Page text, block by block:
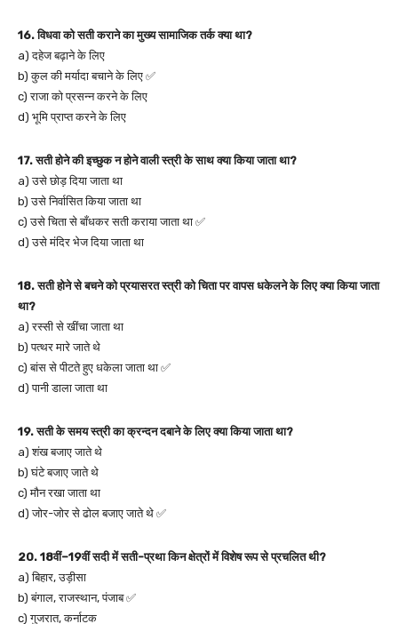
16. विधवा को सती कराने का मुख्य सामाजिक तर्क क्या था?
a) दहेज बढ़ाने के लिए
b) कुल की मर्यादा बचाने के लिए ✅
c) राजा को प्रसन्न करने के लिए
d) भूमि प्राप्त करने के लिए
17. सती होने की इच्छुक न होने वाली स्त्री के साथ क्या किया जाता था?
a) उसे छोड़ दिया जाता था
b) उसे निर्वासित किया जाता था
c) उसे चिता से बाँधकर सती कराया जाता था ✅
d) उसे मंदिर भेज दिया जाता था
18. सती होने से बचने को प्रयासरत स्त्री को चिता पर वापस धकेलने के लिए क्या किया जाता
था?
a) रस्सी से खींचा जाता था
b) पत्थर मारे जाते थे
c) बांस से पीटते हुए धकेला जाता था ✅
d) पानी डाला जाता था
19. सती के समय स्त्री का क्रन्दन दबाने के लिए क्या किया जाता था?
a) शंख बजाए जाते थे
b) घंटे बजाए जाते थे
c) मौन रखा जाता था
d) जोर-जोर से ढोल बजाए जाते थे ✅
20. 18वीं–19वीं सदी में सती-प्रथा किन क्षेत्रों में विशेष रूप से प्रचलित थी?
a) बिहार, उड़ीसा
b) बंगाल, राजस्थान, पंजाब ✅
c) गुजरात, कर्नाटक